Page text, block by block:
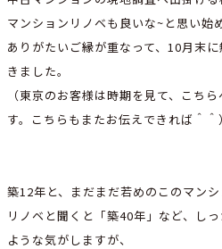
マンションリノベも良いな~と思い始
ありがたいご縁が重なって、10月末
きました。
（東京のお客様は時期を見て、こち
す。こちらもまたお伝えできれば＾＾）
築12年と、まだまだ若めのこのマンシ
リノベと聞くと「築40年」など、し
ような気がしますが、